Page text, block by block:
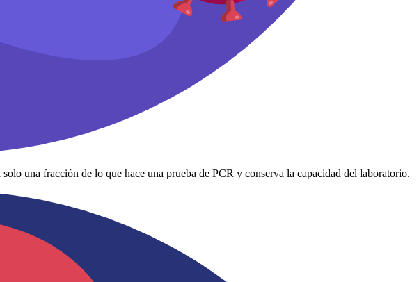
una fracción de lo que hace una prueba de PCR y conserva la capacidad del laboratorio.